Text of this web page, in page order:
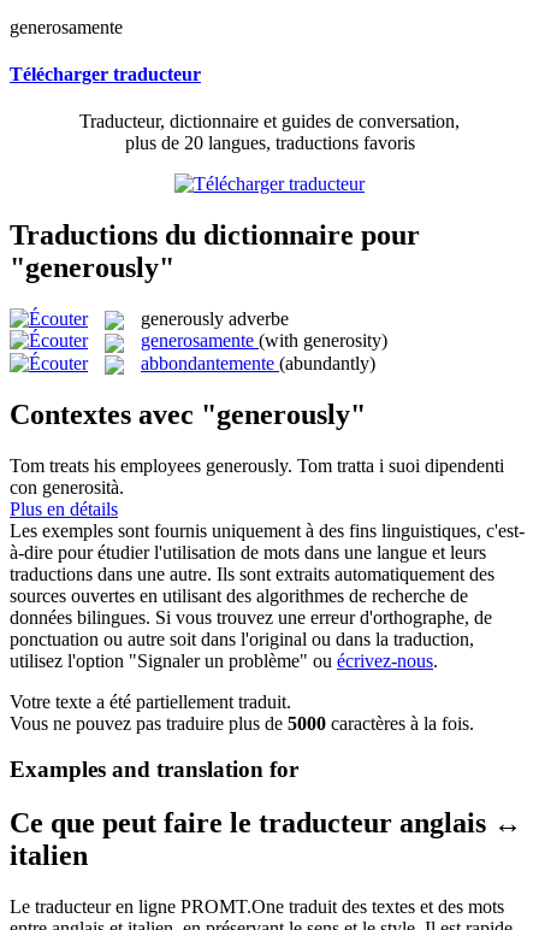
generosamente
Télécharger traducteur
Traducteur, dictionnaire et guides de conversation,
plus de 20 langues, traductions favoris
Traductions du dictionnaire pour
"generously"
generously adverbe
generosamente (with generosity)
abbondantemente (abundantly)
Contextes avec "generously"
Tom treats his employees generously. Tom tratta i suoi dipendenti
con generosità.
Plus en détails
Les exemples sont fournis uniquement à des fins linguistiques, c'est-
à-dire pour étudier l'utilisation de mots dans une langue et leurs
traductions dans une autre. Ils sont extraits automatiquement des
sources ouvertes en utilisant des algorithmes de recherche de
données bilingues. Si vous trouvez une erreur d'orthographe, de
ponctuation ou autre soit dans l'original ou dans la traduction,
utilisez l'option "Signaler un problème" ou écrivez-nous.
Votre texte a été partiellement traduit.
Vous ne pouvez pas traduire plus de 5000 caractères à la fois.
Examples and translation for
Ce que peut faire le traducteur anglais ↔
italien
Le traducteur en ligne PROMT.One traduit des textes et des mots